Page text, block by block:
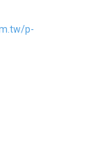
p-